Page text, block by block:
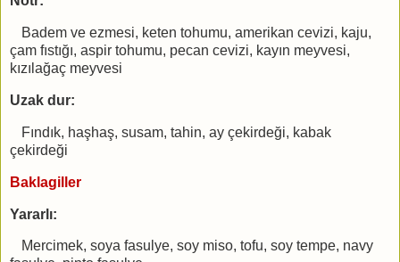
Badem ve ezmesi, keten tohumu, amerikan cevizi, kaju,
çam fıstığı, aspir tohumu, pecan cevizi, kayın meyvesi,
kızılağaç meyvesi
Uzak dur:
Fındık, haşhaş, susam, tahin, ay çekirdeği, kabak
çekirdeği
Baklagiller
Yararlı:
Mercimek, soya fasulye, soy miso, tofu, soy tempe, navy